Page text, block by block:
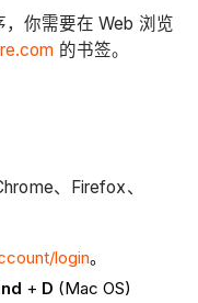
你需要在 Web 浏览
的书签。
、Firefox、
login。
+ D (Mac OS)